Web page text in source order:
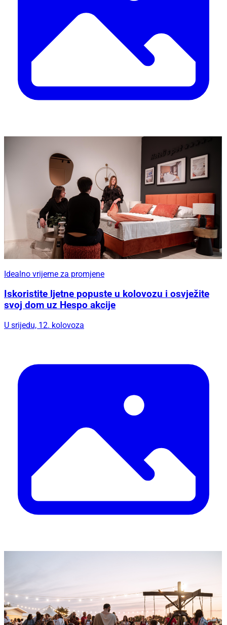
Idealno vrijeme za promjene
Iskoristite ljetne popuste u kolovozu i osvježite
svoj dom uz Hespo akcije
U srijedu, 12. kolovoza